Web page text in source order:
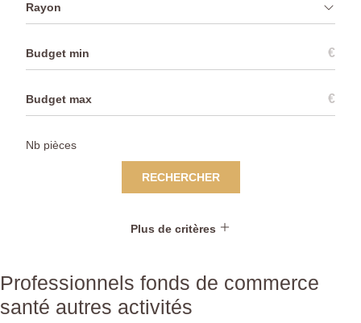
Rayon
€
€
RECHERCHER
Plus de critères
Professionnels fonds de commerce
santé autres activités